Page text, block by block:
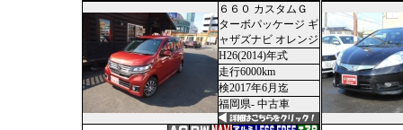
６６０ カスタムＧ
ターボパッケージ ギ
ャザズナビ オレンジ
H26(2014)年式
走行6000km
検2017年6月迄
福岡県- 中古車